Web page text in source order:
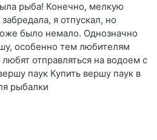
рыба! Конечно, мелкую
я отпускал, но
было немало. Однозначно
особенно тем любителям
отправляться на водоем с
паук Купить вершу паук в
рыбалки